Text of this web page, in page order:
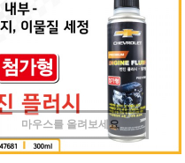
마우스를 올려보세요